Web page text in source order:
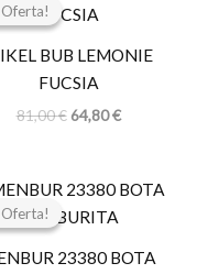
BUB LEMONIE
FUCSIA
81,00€
original
81,00 €.
64,80€
64,80 €.
23380 BOTA
El
original
85,95 €.
El
68,76 €.